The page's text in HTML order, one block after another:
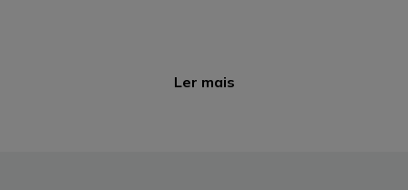
investir numa opção de
Ler mais